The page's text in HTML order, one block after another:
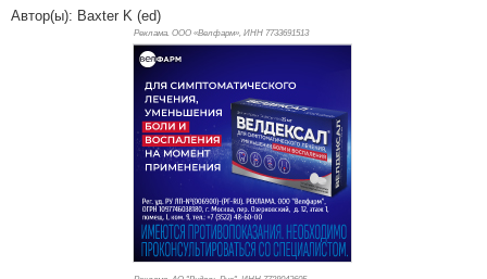
Автор(ы): Baxter K (ed)
Реклама. ООО «Велфарм», ИНН 7733691513